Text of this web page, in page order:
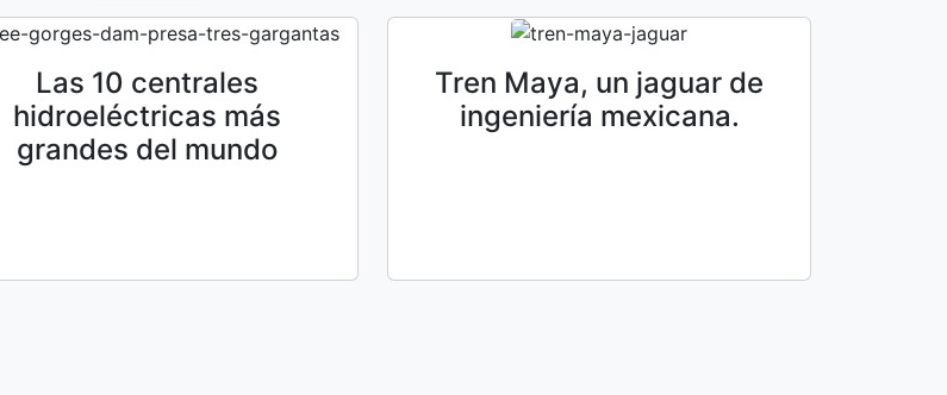
Las 10 centrales
hidroeléctricas más
grandes del mundo
Tren Maya, un jaguar de
ingeniería mexicana.